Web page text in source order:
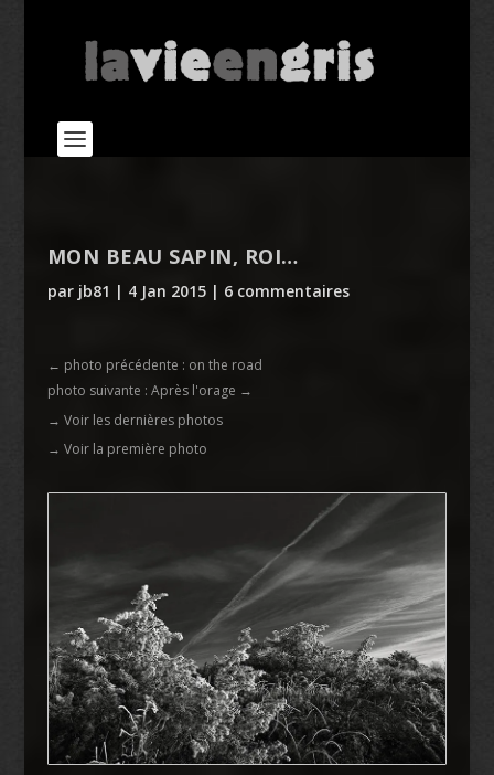
MON BEAU SAPIN, ROI…
par jb81 | 4 Jan 2015| 6 commentaires
← photo précédente : on the road
photo suivante : Après l'orage →
→ Voir les dernières photos
→ Voir la première photo